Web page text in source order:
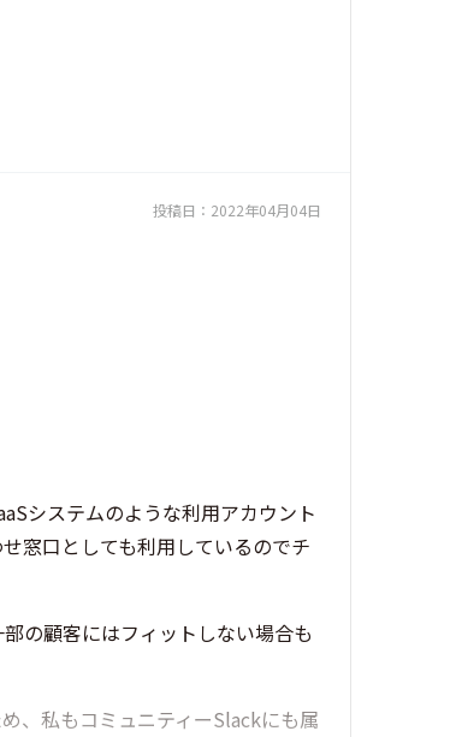
投稿日： 2022年04月04日
システムのような利用アカウント
窓口としても利用しているのでチ
の顧客にはフィットしない場合も
、私もコミュニティーSlackにも属